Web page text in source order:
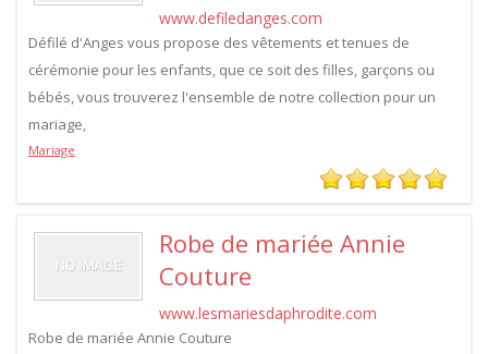
www.defiledanges.com
Défilé d'Anges vous propose des vêtements et tenues de
cérémonie pour les enfants, que ce soit des filles, garçons ou
bébés, vous trouverez l'ensemble de notre collection pour un
mariage,
Mariage
Robe de mariée Annie
Couture
www.lesmariesdaphrodite.com
Robe de mariée Annie Couture